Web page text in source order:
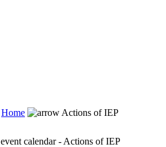
Home Actions of IEP
event calendar - Actions of IEP